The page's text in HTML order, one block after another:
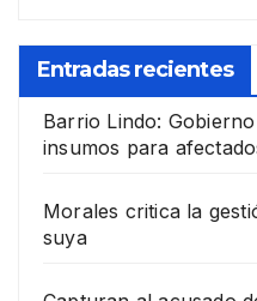
Entradas recientes
Barrio Lindo:
insumos para
Morales critica la
suya